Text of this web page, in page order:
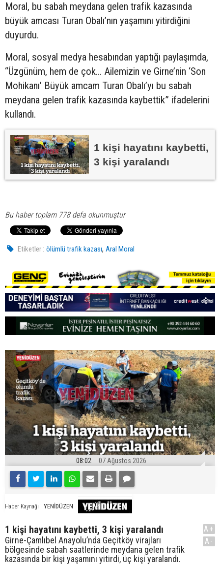
Moral, bu sabah meydana gelen trafik kazasında
büyük amcası Turan Obalı’nın yaşamını yitirdiğini
duyurdu.
Moral, sosyal medya hesabından yaptığı paylaşımda,
“Üzgünüm, hem de çok... Ailemizin ve Girne’nin ‘Son
Mohikanı’ Büyük amcam Turan Obalı’yı bu sabah
meydana gelen trafik kazasında kaybettik” ifadelerini
kullandı.
1 kişi hayatını kaybetti,
3 kişi yaralandı
Bu haber toplam 778 defa okunmuştur
Etiketler : ölümlü trafik kazası,Aral Moral
08:02 07 Ağustos 2026
Haber Kaynağı YENİDÜZEN
1 kişi hayatını kaybetti, 3 kişi yaralandı
Girne-Çamlıbel Anayolu’nda Geçitköy virajları
bölgesinde sabah saatlerinde meydana gelen trafik
kazasında bir kişi yaşamını yitirdi, üç kişi yaralandı.
A+
A-